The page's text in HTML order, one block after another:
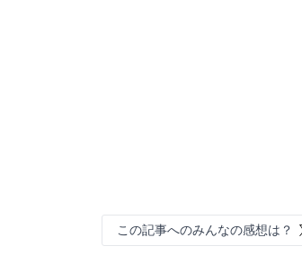
この記事へのみんなの感想は？